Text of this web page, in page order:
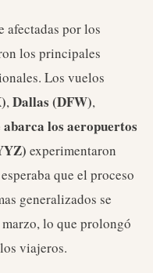
afectadas por los
los principales
Los vuelos
,Dallas (DFW),
los aeropuertos
experimentaron
que el proceso
generalizados se
lo que prolongó
viajeros.